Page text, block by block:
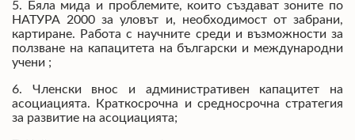
5. Бяла мида и проблемите, които създават зоните по
НАТУРА 2000 за уловът и, необходимост от забрани,
картиране. Работа с научните среди и възможности за
ползване на капацитета на български и международни
учени ;
6. Членски внос и административен капацитет на
асоциацията. Краткосрочна и средносрочна стратегия
за развитие на асоциацията;